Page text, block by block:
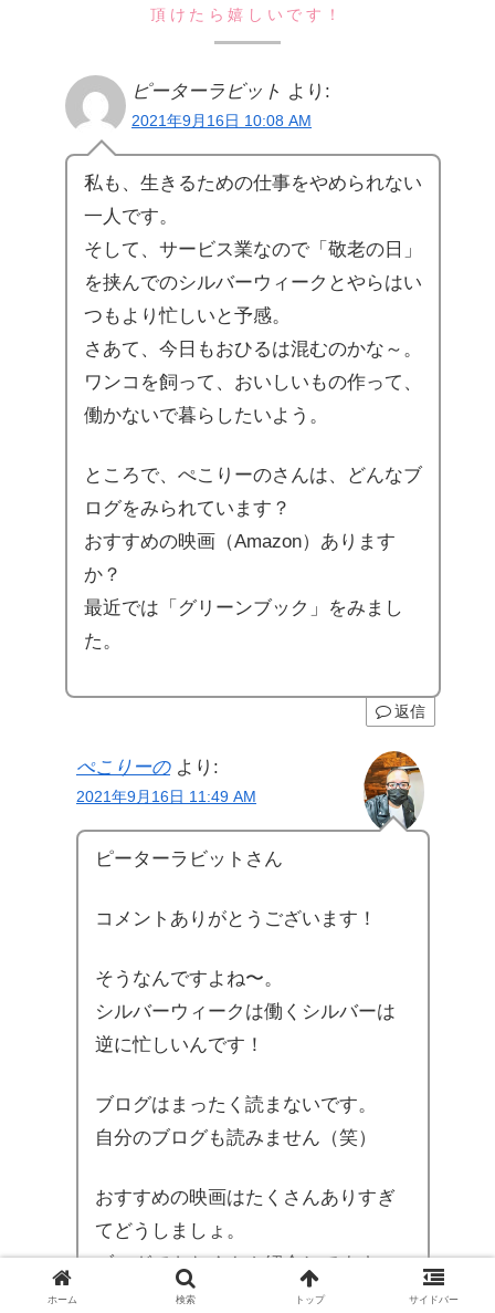
頂けたら嬉しいです！
ピーターラビット より:
2021年9月16日 10:08 AM
私も、生きるための仕事をやめられない
一人です。
そして、サービス業なので「敬老の日」
を挟んでのシルバーウィークとやらはい
つもより忙しいと予感。
さあて、今日もおひるは混むのかな～。
ワンコを飼って、おいしいもの作って、
働かないで暮らしたいよう。
ところで、ぺこりーのさんは、どんなブ
ログをみられています？
おすすめの映画（Amazon）あります
か？
最近では「グリーンブック」をみまし
た。
返信
ぺこりーの より:
2021年9月16日 11:49 AM
ピーターラビットさん
コメントありがとうございます！
そうなんですよね〜。
シルバーウィークは働くシルバーは
逆に忙しいんです！
ブログはまったく読まないです。
自分のブログも読みません（笑）
おすすめの映画はたくさんありすぎ
てどうしましょ。
ブログでもたくさん紹介してます
が、おすすめの映画をまとめたもの
ホーム 検索 トップ サイドバー